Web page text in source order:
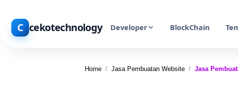
C cekotechnology Developer BlockChain
Home / Jasa Pembuatan Website / Jasa